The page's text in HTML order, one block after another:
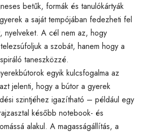
betűk, formák és tanulókártyák
a saját tempójában fedezheti fel
nyelveket. A cél nem az, hogy
a szobát, hanem hogy a
taneszközzé.
egyik kulcsfogalma az
jelenti, hogy a bútor a gyerek
szintjéhez igazítható – például egy
később notebook- és
alakul. A magasságállítás, a